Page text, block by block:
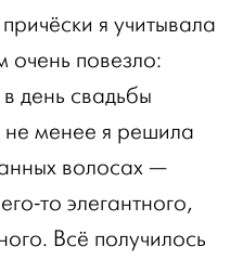
я учитывала
очень повезло:
день свадьбы
не менее я решила
волосах —
то элегантного,
Всё получилось